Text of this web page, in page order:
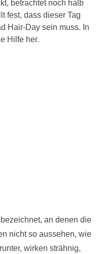
betrachtet noch halb
fest, dass dieser Tag
Hair-Day sein muss. In
Hilfe her.
an denen die
nicht so aussehen, wie
wirken strähnig,